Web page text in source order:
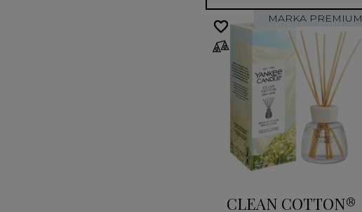
MARKA PREMIUM
CLEAN COTTON®
favorite_border
favorite_border